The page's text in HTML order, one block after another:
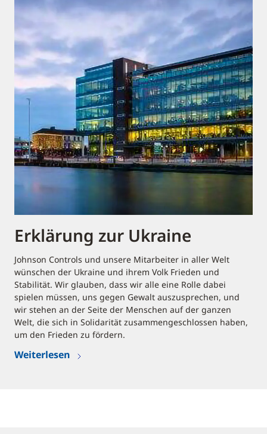
Erklärung zur Ukraine
Johnson Controls und unsere Mitarbeiter in aller Welt
wünschen der Ukraine und ihrem Volk Frieden und
Stabilität. Wir glauben, dass wir alle eine Rolle dabei
spielen müssen, uns gegen Gewalt auszusprechen, und
wir stehen an der Seite der Menschen auf der ganzen
Welt, die sich in Solidarität zusammengeschlossen haben,
um den Frieden zu fördern.
Weiterlesen